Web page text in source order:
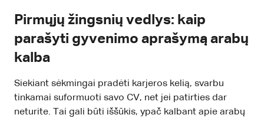
Pirmųjų žingsnių vedlys: kaip
parašyti gyvenimo aprašymą arabų
kalba
Siekiant sėkmingai pradėti karjeros kelią, svarbu
tinkamai suformuoti savo CV, net jei patirties dar
neturite. Tai gali būti iššūkis, ypač kalbant apie arabų